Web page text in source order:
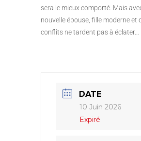
sera le mieux comporté. Mais
nouvelle épouse, fille moderne et
conflits ne tardent pas à éclater…
DATE
10 Juin 2026
Expiré